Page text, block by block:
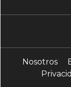
Nosotros